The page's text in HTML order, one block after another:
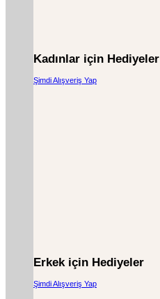
Kadınlar için Hediyeler
Şimdi Alışveriş Yap
Erkek için Hediyeler
Şimdi Alışveriş Yap